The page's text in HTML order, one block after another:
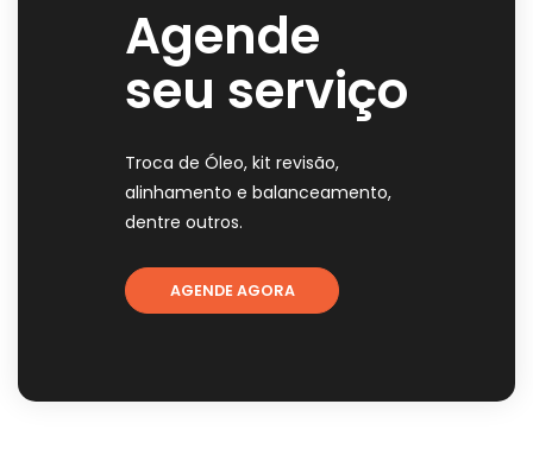
Agende
seu serviço
Troca de Óleo, kit revisão,
alinhamento e balanceamento,
dentre outros.
AGENDE AGORA